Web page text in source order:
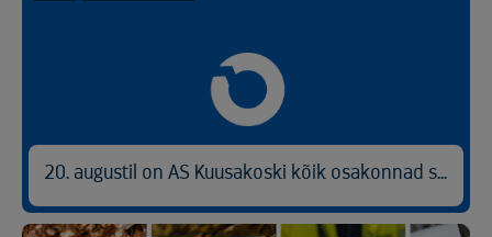
20. augustil on AS Kuusakoski kõik osakonnad suletud